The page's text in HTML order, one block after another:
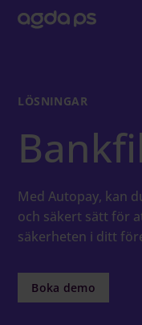
Branscher och Roller
Löneoutsourcing
Inspiration
Om oss
LÖSNINGAR
Med Autopay, kan
och säkert sätt för
säkerheten i ditt
Boka demo